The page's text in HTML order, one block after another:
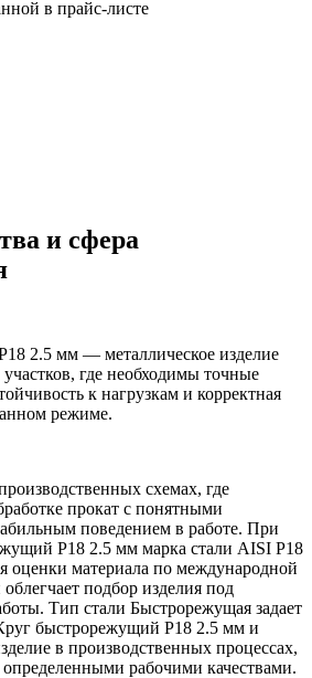
в прайс-листе
и сфера
2.5 мм — металлическое изделие
где необходимы точные
к нагрузкам и корректная
режиме.
схемах, где
прокат с понятными
поведением в работе. При
Р18 2.5 мм марка стали AISI Р18
оценки материала по международной
подбор изделия под
Тип стали Быстрорежущая задает
быстрорежущий Р18 2.5 мм и
в производственных процессах,
рабочими качествами.